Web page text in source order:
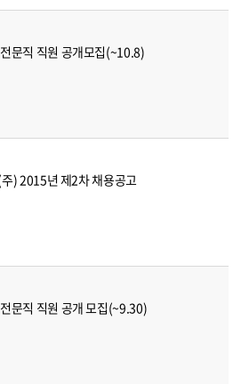
문직 직원 공개모집(~10.8)
) 2015년 제2차 채용공고
문직 직원 공개 모집(~9.30)